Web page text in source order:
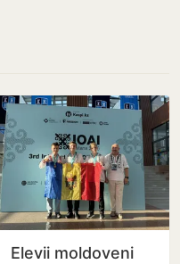
Elevii moldoveni